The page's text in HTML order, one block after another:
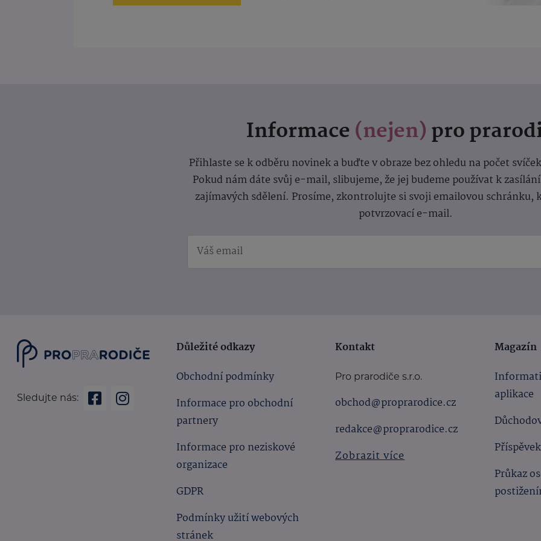
Informace (nejen)pro
Přihlaste se k odběru novinek a buďte v obraze bez ohledu na počet
Pokud nám dáte svůj e-mail, slibujeme, že jej budeme používat k
zajímavých sdělení. Prosíme, zkontrolujte si svoji emailovou schránku,
potvrzovací e-mail.
Sledujte nás:
Důležité odkazy
Obchodní podmínky
Informace pro obchodní
partnery
Informace pro neziskové
organizace
GDPR
Podmínky užití webových
stránek
Kontakt
Pro prarodiče s.r.o.
obchod@proprarodice.cz
redakce@proprarodice.cz
Zobrazit více
Magazín
aplikace
Průkaz